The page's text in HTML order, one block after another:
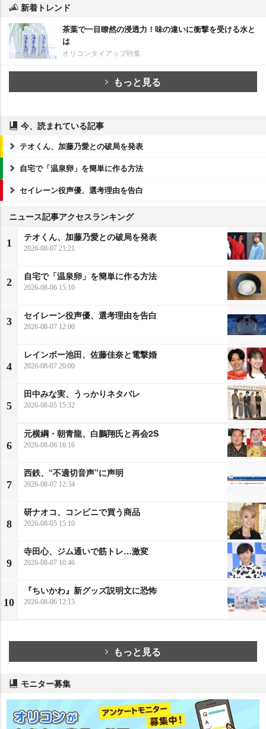
新着トレンド
茶葉で一目瞭然の浸透力！味の違いに衝撃を受ける水と
は
オリコンタイアップ特集
もっと見る
今、読まれている記事
テオくん、加藤乃愛との破局を発表
自宅で「温泉卵」を簡単に作る方法
セイレーン役声優、選考理由を告白
ニュース記事アクセスランキング
1
テオくん、加藤乃愛との破局を発表
2026-08-07 21:21
2
自宅で「温泉卵」を簡単に作る方法
2026-08-06 15:10
3
セイレーン役声優、選考理由を告白
2026-08-07 12:00
4
レインボー池田、佐藤佳奈と電撃婚
2026-08-07 20:00
5
田中みな実、うっかりネタバレ
2026-08-05 15:32
6
元横綱・朝青龍、白鵬翔氏と再会2S
2026-08-06 16:16
7
西鉄、“不適切音声”に声明
2026-08-07 12:34
8
研ナオコ、コンビニで買う商品
2026-08-05 15:10
9
寺田心、ジム通いで筋トレ…激変
2026-08-07 10:46
10
『ちいかわ』新グッズ説明文に恐怖
2026-08-06 12:15
もっと見る
モニター募集